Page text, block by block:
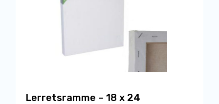
Lerretsramme – 18 x 24